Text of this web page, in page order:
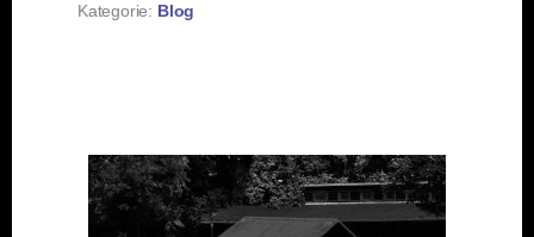
Kategorie: Blog